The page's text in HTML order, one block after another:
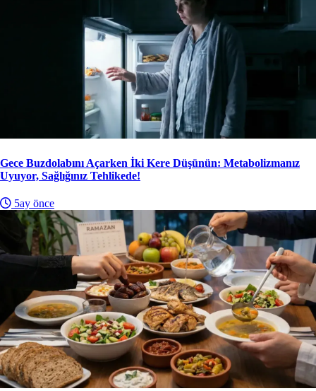
Gece Buzdolabını Açarken İki Kere Düşünün: Metabolizmanız
Uyuyor, Sağlığınız Tehlikede!
5ay önce